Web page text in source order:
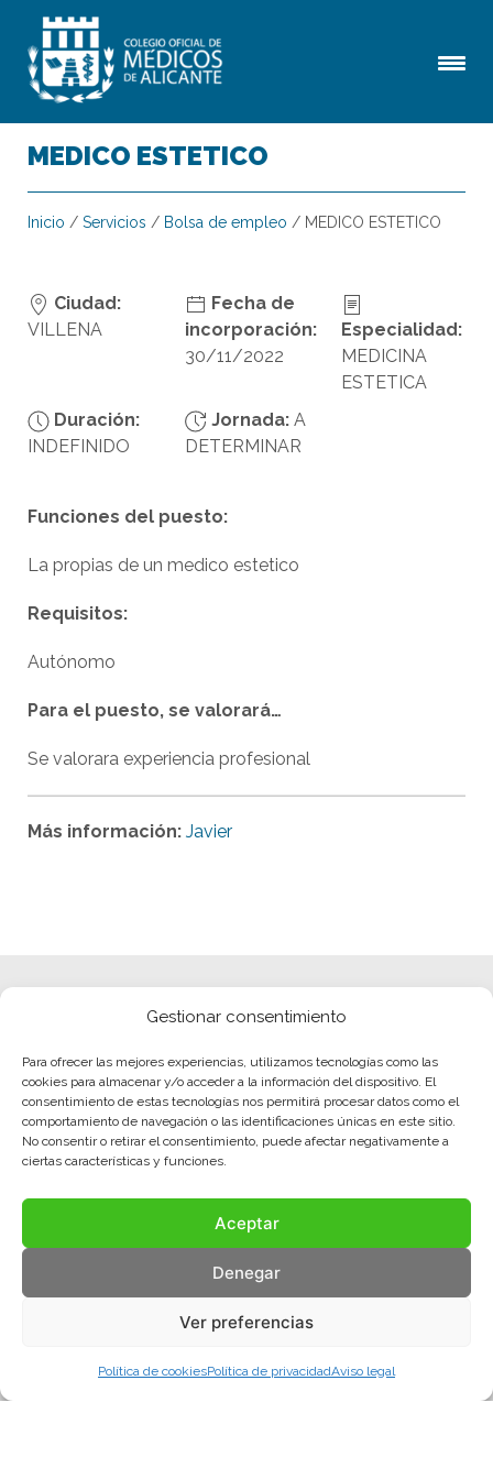
Gestionar consentimiento
Para ofrecer las mejores experiencias, utilizamos tecnologías como las
cookies para almacenar y/o acceder a la información del dispositivo. El
consentimiento de estas tecnologías nos permitirá procesar datos como el
comportamiento de navegación o las identificaciones únicas en este sitio.
No consentir o retirar el consentimiento, puede afectar negativamente a
ciertas características y funciones.
Aceptar
Denegar
Ver preferencias
Política de cookiesPolítica de privacidadAviso legal
MEDICO ESTETICO
Inicio / Servicios / Bolsa de empleo / MEDICO ESTETICO
Ciudad:
VILLENA
Fecha de
incorporación:
30/11/2022
Especialidad:
MEDICINA
ESTETICA
Duración:
INDEFINIDO
Jornada: A
DETERMINAR
Funciones del puesto:
La propias de un medico estetico
Requisitos:
Autónomo
Para el puesto, se valorará…
Se valorara experiencia profesional
Más información: Javier